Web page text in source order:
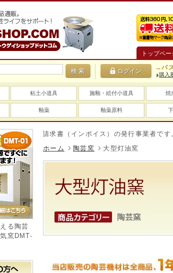
トップペー
→パ
購入
粘土小道具 施釉・絵付小道具 焼
釉薬 釉薬原料
適格請求書（インボイス）の発行事業者です。安心
ホーム
陶芸窯 大型灯油窯
る陶芸
窯DMT-